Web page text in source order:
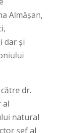
Almășan,
dar și
dr.
al
natural
șef al